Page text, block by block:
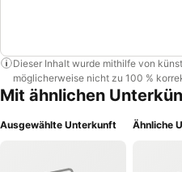
Dieser Inhalt wurde mithilfe von
möglicherweise nicht zu 100 %
Mit ähnlichen
Ausgewählte Unterkunft Ähnliche